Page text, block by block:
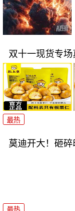
双十一现货专场
最热
莫迪开大！砸